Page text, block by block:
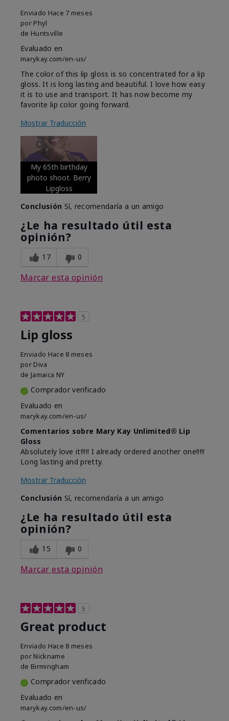
Enviado Hace 7 meses
por Phyl
de Huntsville
Evaluado en
marykay.com/en-us/
The color of this lip gloss is so concentrated for a lip
gloss. It is long lasting and beautiful. I love how easy
it is to use and transport. It has now become my
favorite lip color going forward.
Mostrar Traducción
My 65th birthday
photo shoot. Berry
Lipgloss
Conclusión Sí, recomendaría a un amigo
¿Le ha resultado útil esta
opinión?
17 0
Marcar esta opinión
5
Lip gloss
Enviado Hace 8 meses
por Diva
de Jamaica NY
Comprador verificado
Evaluado en
marykay.com/en-us/
Comentarios sobre Mary Kay Unlimited® Lip
Gloss
Absolutely love it!!!!! I already ordered another one!!!!!
Long lasting and pretty.
Mostrar Traducción
Conclusión Sí, recomendaría a un amigo
¿Le ha resultado útil esta
opinión?
15 0
Marcar esta opinión
5
Great product
Enviado Hace 8 meses
por Nickname
de Birmingham
Comprador verificado
Evaluado en
marykay.com/en-us/